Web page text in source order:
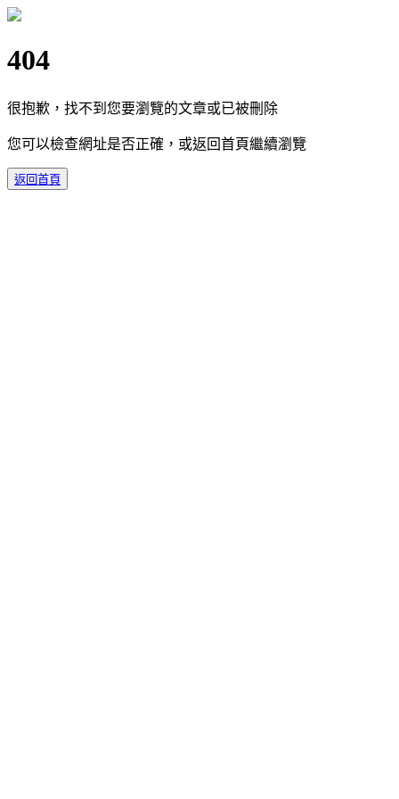
404
很抱歉，找不到您要瀏覽的文章或已被刪除
您可以檢查網址是否正確，或返回首頁繼續瀏覽
返回首頁